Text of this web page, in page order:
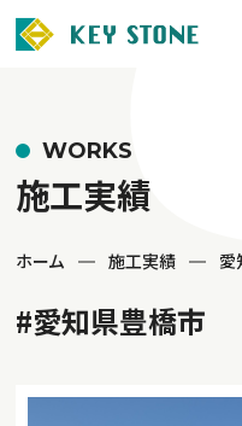
WORKS
施工実績
ホーム 施工実績 愛
#愛知県豊橋市